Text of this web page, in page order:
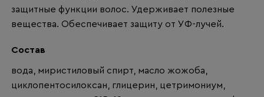
защитные функции волос. Удерживает полезные
вещества. Обеспечивает защиту от УФ-лучей.
Состав
вода, миристиловый спирт, масло жожоба,
циклопентосилоксан, глицерин, цетримониум,